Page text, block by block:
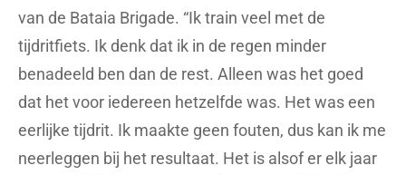
van de Bataia Brigade. “Ik train veel met de
tijdritfiets. Ik denk dat ik in de regen minder
benadeeld ben dan de rest. Alleen was het goed
dat het voor iedereen hetzelfde was. Het was een
eerlijke tijdrit. Ik maakte geen fouten, dus kan ik me
neerleggen bij het resultaat. Het is alsof er elk jaar